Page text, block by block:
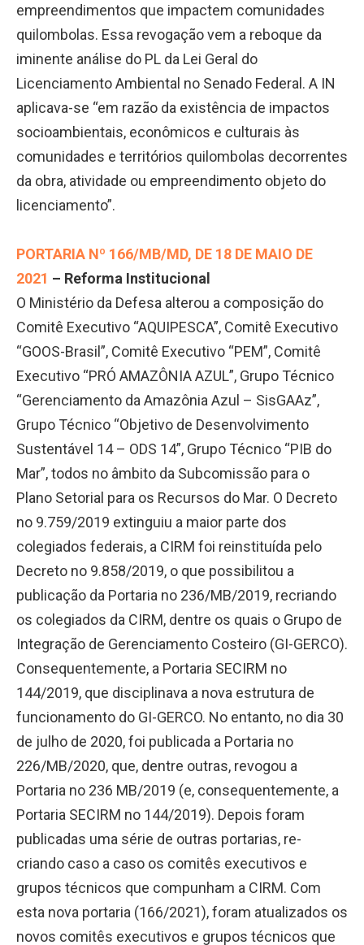
empreendimentos que impactem comunidades
quilombolas. Essa revogação vem a reboque da
iminente análise do PL da Lei Geral do
Licenciamento Ambiental no Senado Federal. A IN
aplicava-se “em razão da existência de impactos
socioambientais, econômicos e culturais às
comunidades e territórios quilombolas decorrentes
da obra, atividade ou empreendimento objeto do
licenciamento”.
PORTARIA Nº 166/MB/MD, DE 18 DE MAIO DE
2021 – Reforma Institucional
O Ministério da Defesa alterou a composição do
Comitê Executivo “AQUIPESCA”, Comitê Executivo
“GOOS-Brasil”, Comitê Executivo “PEM”, Comitê
Executivo “PRÓ AMAZÔNIA AZUL”, Grupo Técnico
“Gerenciamento da Amazônia Azul – SisGAAz”,
Grupo Técnico “Objetivo de Desenvolvimento
Sustentável 14 – ODS 14”, Grupo Técnico “PIB do
Mar”, todos no âmbito da Subcomissão para o
Plano Setorial para os Recursos do Mar. O Decreto
no 9.759/2019 extinguiu a maior parte dos
colegiados federais, a CIRM foi reinstituída pelo
Decreto no 9.858/2019, o que possibilitou a
publicação da Portaria no 236/MB/2019, recriando
os colegiados da CIRM, dentre os quais o Grupo de
Integração de Gerenciamento Costeiro (GI-GERCO).
Consequentemente, a Portaria SECIRM no
144/2019, que disciplinava a nova estrutura de
funcionamento do GI-GERCO. No entanto, no dia 30
de julho de 2020, foi publicada a Portaria no
226/MB/2020, que, dentre outras, revogou a
Portaria no 236 MB/2019 (e, consequentemente, a
Portaria SECIRM no 144/2019). Depois foram
publicadas uma série de outras portarias, re-
criando caso a caso os comitês executivos e
grupos técnicos que compunham a CIRM. Com
esta nova portaria (166/2021), foram atualizados os
novos comitês executivos e grupos técnicos que